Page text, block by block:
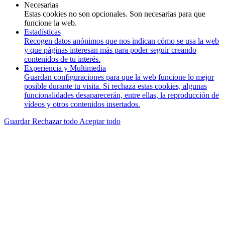
Necesarias
Estas cookies no son opcionales. Son necesarias para que
funcione la web.
Estadísticas
Recogen datos anónimos que nos indican cómo se usa la web
y que páginas interesan más para poder seguir creando
contenidos de tu interés.
Experiencia y Multimedia
Guardan configuraciones para que la web funcione lo mejor
posible durante tu visita. Si rechaza estas cookies, algunas
funcionalidades desaparecerán, entre ellas, la reproducción de
vídeos y otros contenidos insertados.
GuardarRechazar todo Aceptar todo